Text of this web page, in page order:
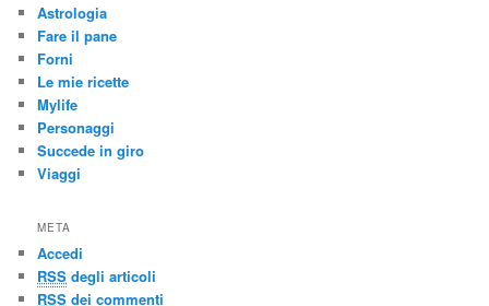
Astrologia
Fare il pane
Forni
Le mie ricette
Mylife
Personaggi
Succede in giro
Viaggi
META
Accedi
RSS degli articoli
RSS dei commenti